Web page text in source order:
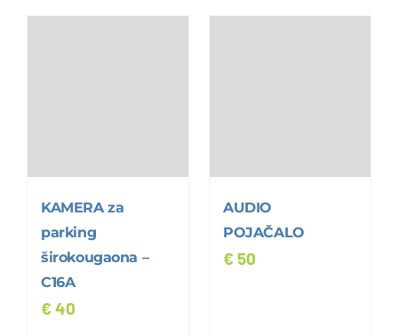
KAMERA za
parking
širokougaona –
C16A
€ 40
AUDIO
POJAČALO
€ 50